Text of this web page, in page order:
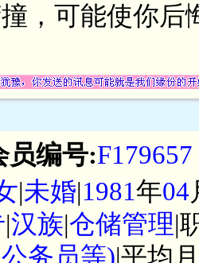
，可能使你后
员编号:F179657
|未婚|1981年04
|汉族|仓储管理|
务员等)|平均